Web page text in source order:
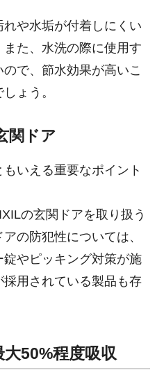
や水垢が付着しにくい
た、水洗の際に使用す
で、節水効果が高いこ
ょう。
関ドア
いえる重要なポイント
の玄関ドアを取り扱う
の防犯性については、
やピッキング対策が施
用されている製品も存
50%程度吸収